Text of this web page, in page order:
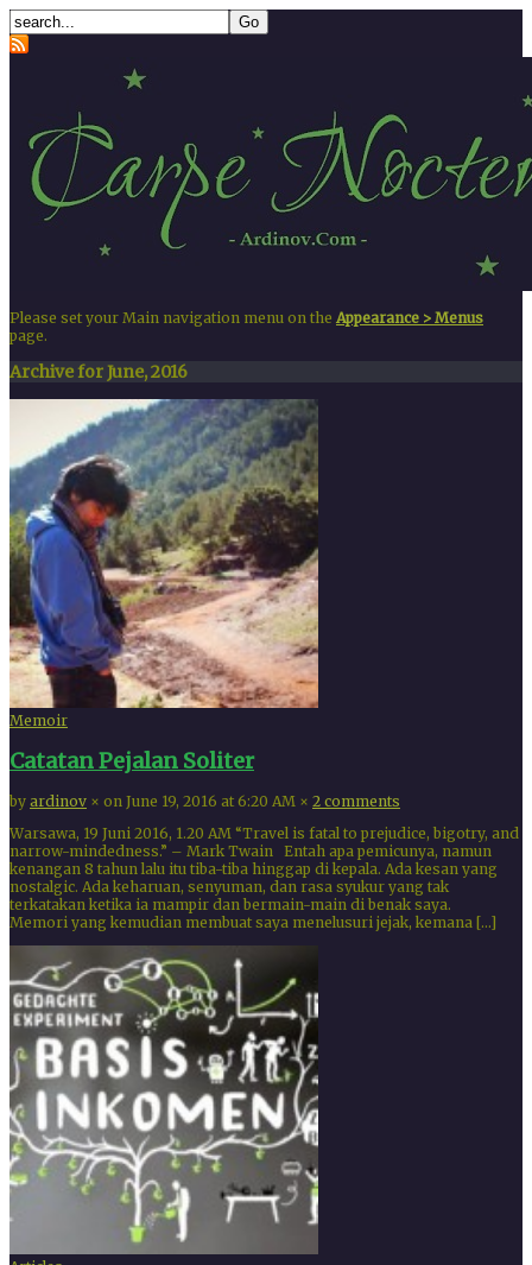
Please set your Main navigation menu on the Appearance > Menus
page.
Archive for June, 2016
Memoir
Catatan Pejalan Soliter
by ardinov × on June 19, 2016 at 6:20 AM × 2 comments
Warsawa, 19 Juni 2016, 1.20 AM “Travel is fatal to prejudice, bigotry, and
narrow-mindedness.” – Mark Twain Entah apa pemicunya, namun
kenangan 8 tahun lalu itu tiba-tiba hinggap di kepala. Ada kesan yang
nostalgic. Ada keharuan, senyuman, dan rasa syukur yang tak
terkatakan ketika ia mampir dan bermain-main di benak saya.
Memori yang kemudian membuat saya menelusuri jejak, kemana […]